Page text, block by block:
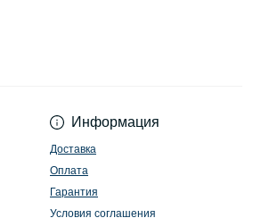
Информация
Доставка
Оплата
Гарантия
Условия соглашения